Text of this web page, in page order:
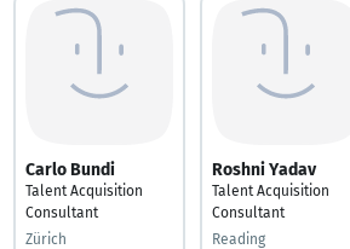
Carlo Bundi
Talent Acquisition
Consultant
Zürich
Roshni Yadav
Talent Acquisition
Consultant
Reading